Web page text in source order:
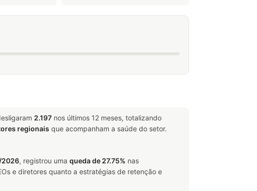
2.197 nos últimos 12 meses, totalizando
regionais que acompanham a saúde do setor.
2026, registrou uma queda de 27.75% nas
e diretores quanto a estratégias de retenção e